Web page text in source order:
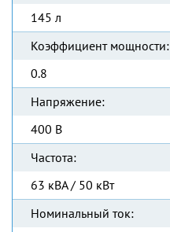
145 л
Коэффициент мощности:
0.8
Напряжение:
400 В
Частота:
63 кВА / 50 кВт
Номинальный ток: